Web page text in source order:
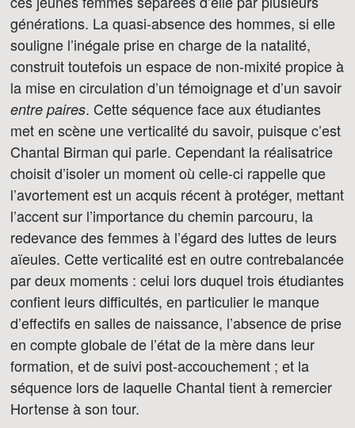
générations. La quasi-absence des hommes, si elle
souligne l’inégale prise en charge de la natalité,
construit toutefois un espace de non-mixité propice à
la mise en circulation d’un témoignage et d’un savoir
entre paires. Cette séquence face aux étudiantes
met en scène une verticalité du savoir, puisque c’est
Chantal Birman qui parle. Cependant la réalisatrice
choisit d’isoler un moment où celle-ci rappelle que
l’avortement est un acquis récent à protéger, mettant
l’accent sur l’importance du chemin parcouru, la
redevance des femmes à l’égard des luttes de leurs
aïeules. Cette verticalité est en outre contrebalancée
par deux moments : celui lors duquel trois étudiantes
confient leurs difficultés, en particulier le manque
d’effectifs en salles de naissance, l’absence de prise
en compte globale de l’état de la mère dans leur
formation, et de suivi post-accouchement ; et la
séquence lors de laquelle Chantal tient à remercier
Hortense à son tour.